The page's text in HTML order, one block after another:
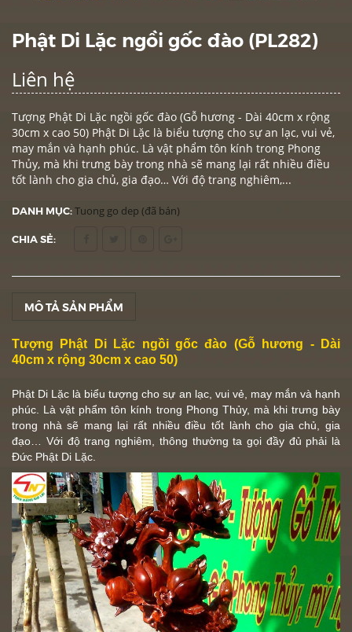
Phật Di Lặc ngồi gốc đào (PL282)
Liên hệ
Tượng Phật Di Lặc ngồi gốc đào (Gỗ hương - Dài 40cm x rộng
30cm x cao 50) Phật Di Lặc là biểu tượng cho sự an lạc, vui vẻ,
may mắn và hạnh phúc. Là vật phẩm tôn kính trong Phong
Thủy, mà khi trưng bày trong nhà sẽ mang lại rất nhiều điều
tốt lành cho gia chủ, gia đạo… Với độ trang nghiêm,...
DANH MỤC:Tuong go dep (đã bán)
CHIA SẺ:
MÔ TẢ SẢN PHẨM
Tượng Phật Di Lặc ngồi gốc đào (Gỗ hương - Dài
40cm x rộng 30cm x cao 50)
Phật Di Lặc là biểu tượng cho sự an lạc, vui vẻ, may mắn và hạnh
phúc. Là vật phẩm tôn kính trong Phong Thủy, mà khi trưng bày
trong nhà sẽ mang lại rất nhiều điều tốt lành cho gia chủ, gia
đạo… Với độ trang nghiêm, thông thường ta gọi đầy đủ phải là
Đức Phật Di Lặc